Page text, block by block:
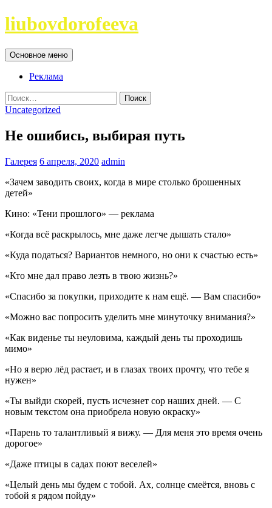
Перейти
к
liubovdorofeeva
Поиск
Основное меню
Реклама
Найти:
Uncategorized
Не ошибись, выбирая путь
Галерея 6 апреля, 2020 admin
«Зачем заводить своих, когда в мире столько брошенных
детей»
Кино: «Тени прошлого» — реклама
«Когда всё раскрылось, мне даже легче дышать стало»
«Куда податься? Вариантов немного, но они к счастью есть»
«Кто мне дал право лезть в твою жизнь?»
«Спасибо за покупки, приходите к нам ещё. — Вам спасибо»
«Можно вас попросить уделить мне минуточку внимания?»
«Как виденье ты неуловима, каждый день ты проходишь
мимо»
«Но я верю лёд растает, и в глазах твоих прочту, что тебе я
нужен»
«Ты выйди скорей, пусть исчезнет сор наших дней. — С
новым текстом она приобрела новую окраску»
«Парень то талантливый я вижу. — Для меня это время очень
дорогое»
«Даже птицы в садах поют веселей»
«Целый день мы будем с тобой. Ах, солнце смеётся, вновь с
тобой я рядом пойду»